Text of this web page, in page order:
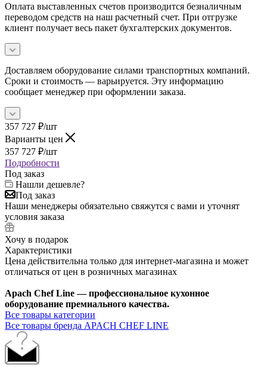
Оплата выставленных счетов производится безналичным
переводом средств на наш расчетный счет. При отгрузке
клиент получает весь пакет бухгалтерских документов.
Доставляем оборудование силами транспортных компаний.
Сроки и стоимость — варьируется. Эту информацию
сообщает менеджер при оформлении заказа.
357 727 ₽/шт
Варианты цен
357 727 ₽/шт
Подробности
Под заказ
Нашли дешевле?
Под заказ
Наши менеджеры обязательно свяжутся с вами и уточнят
условия заказа
Хочу в подарок
Характеристики
Цена действительна только для интернет-магазина и может
отличаться от цен в розничных магазинах
Apach Chef Line — профессиональное кухонное
оборудование премиального качества.
Все товары категории
Все товары бренда APACH CHEF LINE